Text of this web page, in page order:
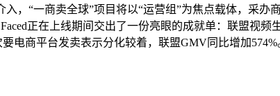
，“一商卖全球”项目将以“运营组”为焦点载体，采办
正在上线期间交出了一份亮眼的成就单：联盟视频
电商平台发卖表示分化较着，联盟GMV同比增加574%